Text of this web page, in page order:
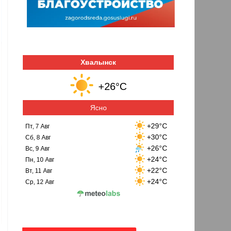
Хвалынск
+26°C
Ясно
Пт, 7 Авг +29°C
Сб, 8 Авг +30°C
Вс, 9 Авг +26°C
Пн, 10 Авг +24°C
Вт, 11 Авг +22°C
Ср, 12 Авг +24°C